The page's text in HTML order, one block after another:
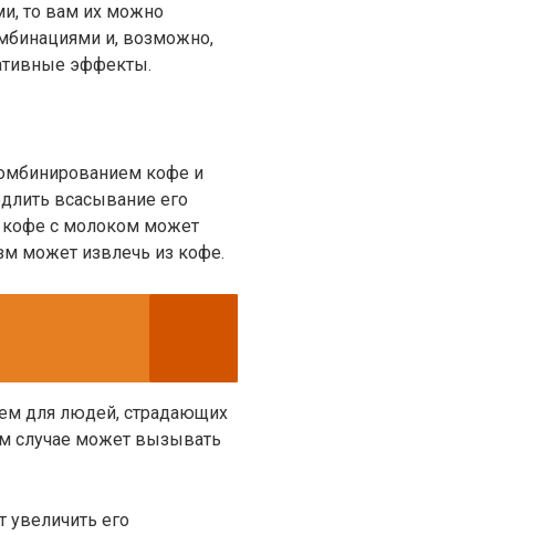
то вам их можно
и, возможно,
эффекты.
кофе и
всасывание его
кофе с молоком может
может извлечь из кофе.
для людей, страдающих
случае может вызывать
его